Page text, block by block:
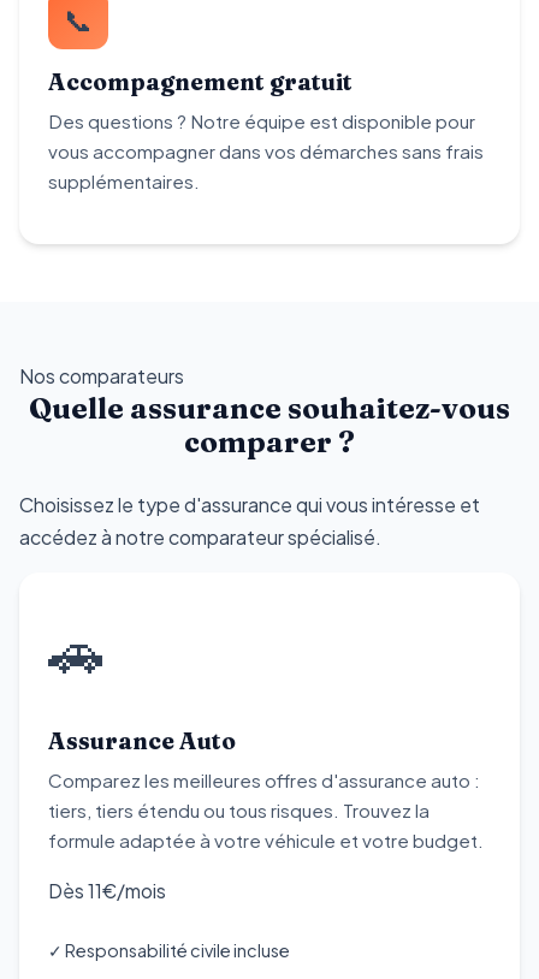
📞
Accompagnement gratuit
Des questions ? Notre équipe est disponible pour
vous accompagner dans vos démarches sans frais
supplémentaires.
Nos comparateurs
Quelle assurance souhaitez-vous
comparer ?
Choisissez le type d'assurance qui vous intéresse et
accédez à notre comparateur spécialisé.
🚗
Assurance Auto
Comparez les meilleures offres d'assurance auto :
tiers, tiers étendu ou tous risques. Trouvez la
formule adaptée à votre véhicule et votre budget.
Dès 11€/mois
✓ Responsabilité civile incluse